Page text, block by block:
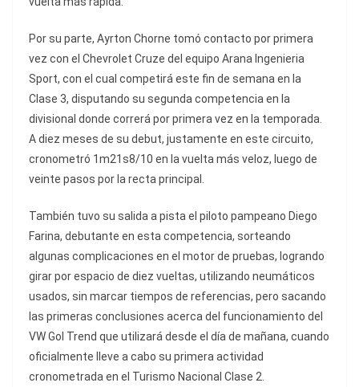
Por su parte, Ayrton Chorne tomó contacto por primera
vez con el Chevrolet Cruze del equipo Arana Ingenieria
Sport, con el cual competirá este fin de semana en la
Clase 3, disputando su segunda competencia en la
divisional donde correrá por primera vez en la temporada.
A diez meses de su debut, justamente en este circuito,
cronometró 1m21s8/10 en la vuelta más veloz, luego de
veinte pasos por la recta principal.
También tuvo su salida a pista el piloto pampeano Diego
Farina, debutante en esta competencia, sorteando
algunas complicaciones en el motor de pruebas, logrando
girar por espacio de diez vueltas, utilizando neumáticos
usados, sin marcar tiempos de referencias, pero sacando
las primeras conclusiones acerca del funcionamiento del
VW Gol Trend que utilizará desde el día de mañana, cuando
oficialmente lleve a cabo su primera actividad
cronometrada en el Turismo Nacional Clase 2.